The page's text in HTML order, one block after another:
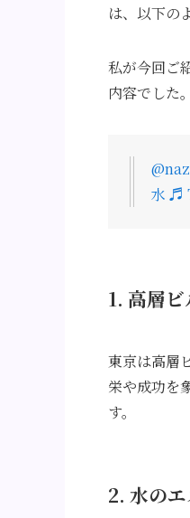
は、以下の
私が今回ご
内容でした。
水 ♬
1. 高層
東京は高層
栄や成功を
す。
2. 水の